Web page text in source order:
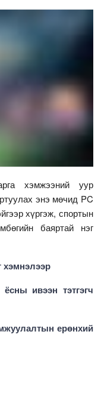
хэмжээний уур
энэ мөчид PC
хүргэж, спортын
баяртай нэг
хэмнэлээр
ивээн тэтгэгч
ерөнхий